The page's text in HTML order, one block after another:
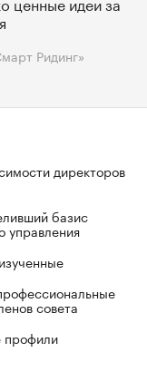
Ридинг»
директоров
базис
управления
совета
профили